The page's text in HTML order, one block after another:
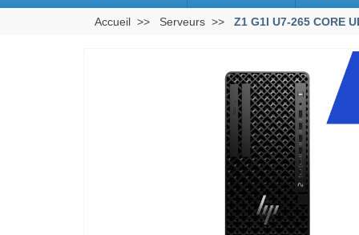
Accueil Serveurs Z1 G1I U7-265 CORE